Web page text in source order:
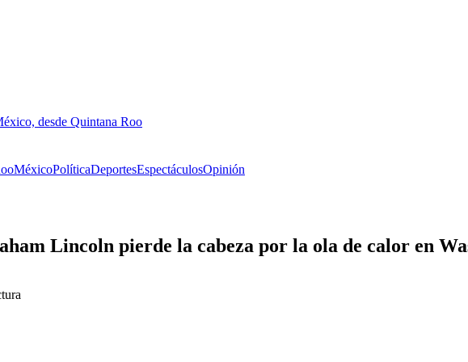
desde Quintana Roo
MéxicoPolíticaDeportesEspectáculosOpinión
Lincoln pierde la cabeza por la ola de calor en